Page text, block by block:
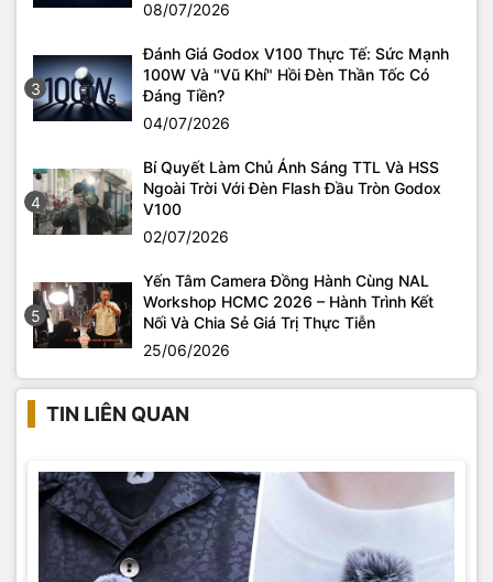
08/07/2026
3
Đánh Giá Godox V100 Thực Tế: Sức Mạnh
100W Và "Vũ Khí" Hồi Đèn Thần Tốc Có
Đáng Tiền?
04/07/2026
4
Bí Quyết Làm Chủ Ánh Sáng TTL Và HSS
Ngoài Trời Với Đèn Flash Đầu Tròn Godox
V100
02/07/2026
5
Yến Tâm Camera Đồng Hành Cùng NAL
Workshop HCMC 2026 – Hành Trình Kết
Nối Và Chia Sẻ Giá Trị Thực Tiễn
25/06/2026
TIN LIÊN QUAN